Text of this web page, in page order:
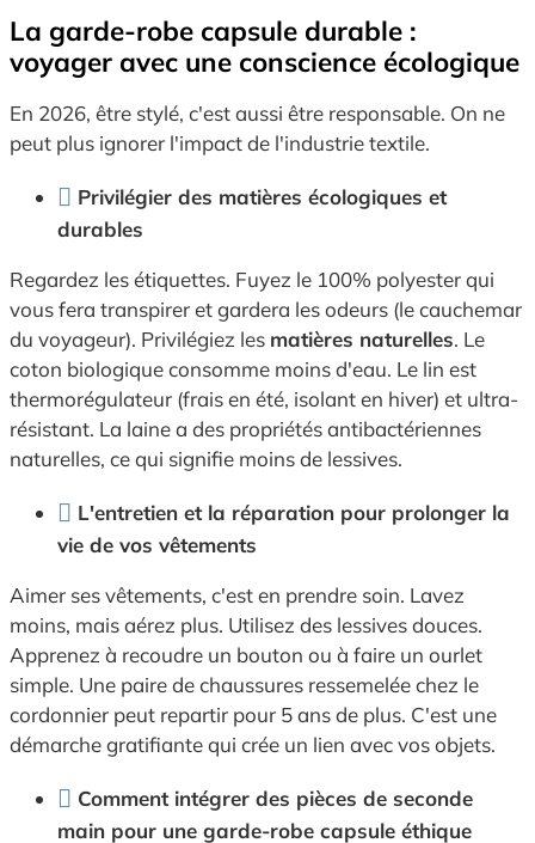
La garde-robe capsule durable :
voyager avec une conscience écologique
En 2026, être stylé, c'est aussi être responsable. On ne
peut plus ignorer l'impact de l'industrie textile.
Privilégier des matières écologiques et
durables
Regardez les étiquettes. Fuyez le 100% polyester qui
vous fera transpirer et gardera les odeurs (le cauchemar
du voyageur). Privilégiez les matières naturelles. Le
coton biologique consomme moins d'eau. Le lin est
thermorégulateur (frais en été, isolant en hiver) et ultra-
résistant. La laine a des propriétés antibactériennes
naturelles, ce qui signifie moins de lessives.
L'entretien et la réparation pour prolonger la
vie de vos vêtements
Aimer ses vêtements, c'est en prendre soin. Lavez
moins, mais aérez plus. Utilisez des lessives douces.
Apprenez à recoudre un bouton ou à faire un ourlet
simple. Une paire de chaussures ressemelée chez le
cordonnier peut repartir pour 5 ans de plus. C'est une
démarche gratifiante qui crée un lien avec vos objets.
Comment intégrer des pièces de seconde
main pour une garde-robe capsule éthique